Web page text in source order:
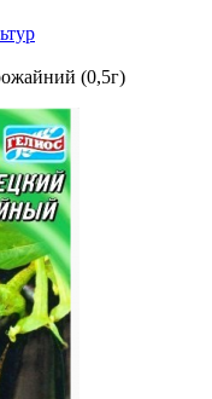
(0,5г)